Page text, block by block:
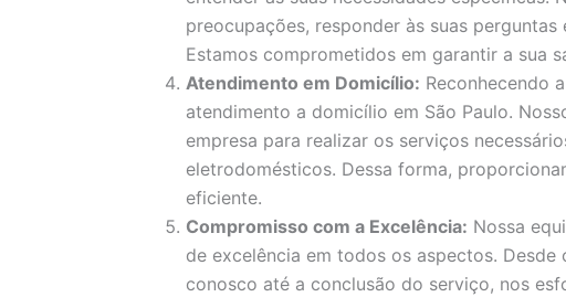
preocupações, responder às suas
Estamos comprometidos em garantir a sua
Atendimento em Domicílio: Reconhecendo
atendimento a domicílio em São Paulo.
empresa para realizar os serviços
eletrodomésticos. Dessa forma,
eficiente.
Compromisso com a Excelência: Nossa
de excelência em todos os aspectos.
conosco até a conclusão do serviço, nos